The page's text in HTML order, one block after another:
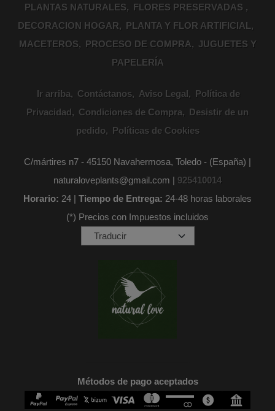
PLANTAS NATURALES
FLORES PRESERVADAS
DECORACION HOGAR
PLANTA Y FLOR ARTIFICIAL
MACETEROS
PROCESO DE COMPRA
JUGUETES Y
PAPELERÍA
Ir arriba Contáctanos Aviso Legal
Política de
Privacidad
Condiciones de Compra
Desistir de un
pedido
Políticas de Cookies
C/mártires n7 - 45150 Navahermosa, Toledo - (España) |
naturaloveplants@gmail.com | 925410014
Horario: 24 | Tiempo de Entrega: 24-48 horas laborales
(*) Precios con Impuestos incluidos
Métodos de pago aceptados